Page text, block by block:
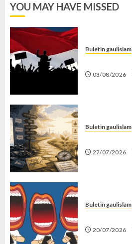
YOU MAY HAVE MISSED
Buletin gaulislam
03/08/2026
Buletin gaulislam
27/07/2026
Buletin gaulislam
20/07/2026